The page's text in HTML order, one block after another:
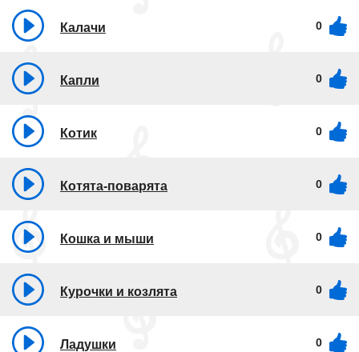
Калачи 0
Капли 0
Котик 0
Котята-поварята 0
Кошка и мыши 0
Курочки и козлята 0
Ладушки 0